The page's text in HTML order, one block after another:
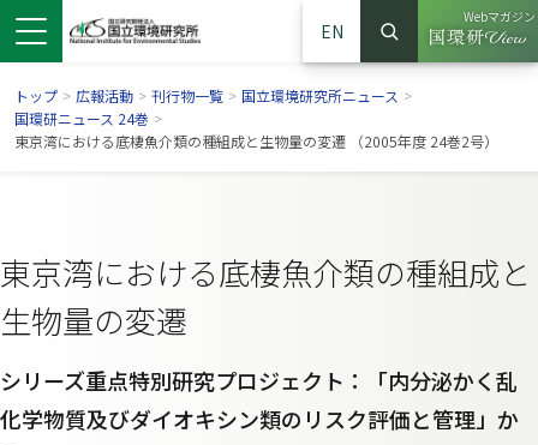
ドウで開きます）
ンドウで開きます）
ウインドウで開きます）
EN
サイト内検索
検索
Webマガジン
（別ウイ
トップ > 広報活動 > 刊行物一覧 > 国立環境研究所ニュース >
国環研ニュース 24巻 >
東京湾における底棲魚介類の種組成と生物量の変遷 （2005年度 24巻2号）
東京湾における底棲魚介類の種組成と
生物量の変遷
シリーズ重点特別研究プロジェクト：「内分泌かく乱
化学物質及びダイオキシン類のリスク評価と管理」か